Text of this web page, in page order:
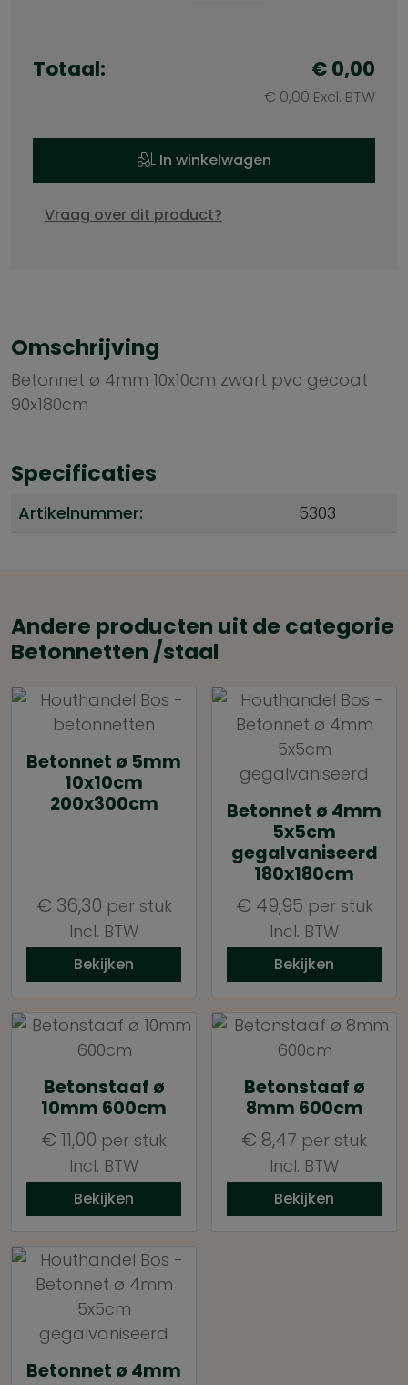
Totaal: € 0,00
€ 0,00 Excl. BTW
In winkelwagen
Vraag over dit product?
Omschrijving
Betonnet ø 4mm 10x10cm zwart pvc gecoat
90x180cm
Specificaties
Artikelnummer: 5303
Andere producten uit de categorie
Betonnetten /staal
Betonnet ø 5mm
10x10cm
200x300cm
€ 36,30 per stuk
Incl. BTW
Bekijken
Betonnet ø 4mm
5x5cm
gegalvaniseerd
180x180cm
€ 49,95 per stuk
Incl. BTW
Bekijken
Betonstaaf ø
10mm 600cm
€ 11,00 per stuk
Incl. BTW
Bekijken
Betonstaaf ø
8mm 600cm
€ 8,47 per stuk
Incl. BTW
Bekijken
Betonnet ø 4mm